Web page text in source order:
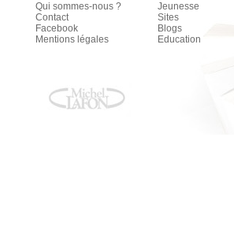
Qui sommes-nous ?
Contact
Facebook
Mentions légales
Jeunesse
Sites
Blogs
Education